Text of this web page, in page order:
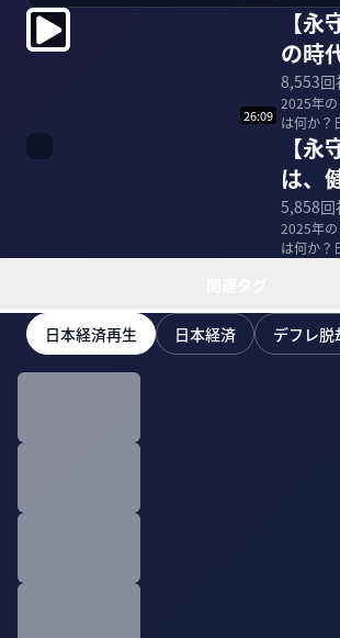
【
の時
8,553回
2025年
は何か？
守重信氏
26:09
【
は、
5,858回
2025年
は何か？
日本経済再生 日本経済 デフレ脱